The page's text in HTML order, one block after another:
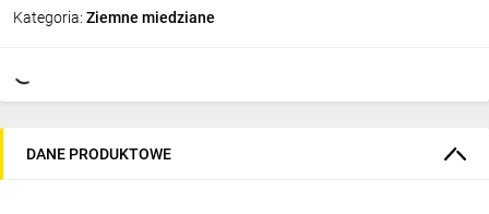
Kategoria: Ziemne miedziane
DANE PRODUKTOWE